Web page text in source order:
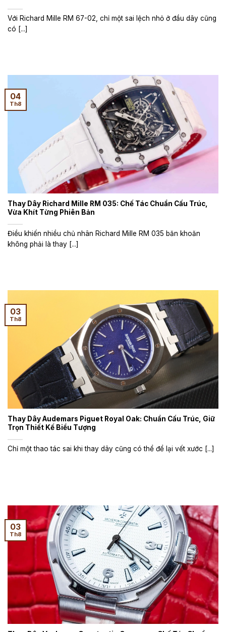
Với Richard Mille RM 67-02, chỉ một sai lệch nhỏ ở đầu dây cũng
có [...]
Thay Dây Richard Mille RM 035: Chế Tác Chuẩn Cấu Trúc,
Vừa Khít Từng Phiên Bản
Điều khiến nhiều chủ nhân Richard Mille RM 035 băn khoăn
không phải là thay [...]
04
Th8
Thay Dây Audemars Piguet Royal Oak: Chuẩn Cấu Trúc, Giữ
Trọn Thiết Kế Biểu Tượng
Chỉ một thao tác sai khi thay dây cũng có thể để lại vết xước [...]
03
Th8
03
Th8